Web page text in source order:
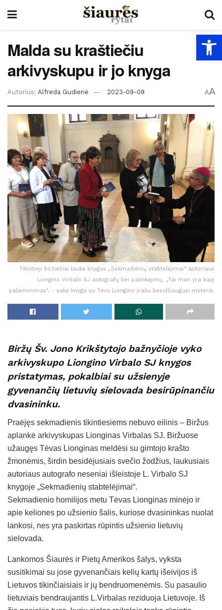
Malda su kraštiečiu
arkivyskupu ir jo knyga
Autorius: Alfreda Gudienė 2023-09-09 AA
Tikintieji biržiečiai laukė knygos „Sekmadienių stabtelėjimai“ autoriaus
Liongino Virbalo SJ autografų bei palinkėjimų. „Tai man yra kaip
palaiminimas“, - sakė knyga su Tėvo Liongino įrašu besidžiaugusi moteris.
Biržų Šv. Jono Krikštytojo bažnyčioje vyko
arkivyskupo Liongino Virbalo SJ knygos
pristatymas, pokalbiai su užsienyje
gyvenančių lietuvių sielovada besirūpinančiu
dvasininku.
Praėjęs sekmadienis tikintiesiems nebuvo eilinis – Biržus
aplankė arkivyskupas Lionginas Virbalas SJ. Biržuose
užaugęs Tėvas Lionginas meldėsi su gimtojo krašto
žmonėmis, širdin besidėjusiais svečio žodžius, laukusiais
autoriaus autografo neseniai išleistoje L. Virbalo SJ
knygoje „Sekmadienių stabtelėjimai“.
Sekmadienio homilijos metu Tėvas Lionginas minėjo ir
apie keliones po užsienio šalis, kuriose dvasininkas nuolat
lankosi, nes yra paskirtas rūpintis užsienio lietuvių
sielovada.
Lankomos Šiaurės ir Pietų Amerikos šalys, vyksta
susitikimai su jose gyvenančiais kelių kartų išeivijos iš
Lietuvos tikinčiaisiais ir jų bendruomenėmis. Su pasaulio
lietuviais bendraujantis L.Virbalas reziduoja Lietuvoje. Iš